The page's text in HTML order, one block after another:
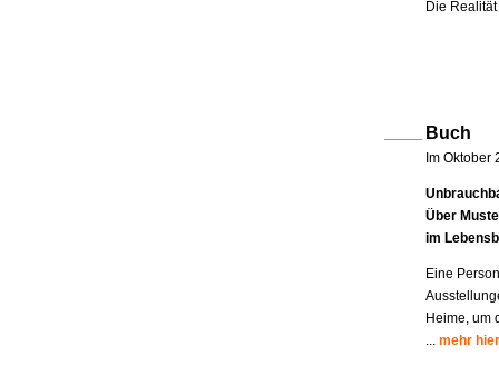
Die
Buch
Im Oktober
Über
im
Eine
Heime, um
... mehr hier